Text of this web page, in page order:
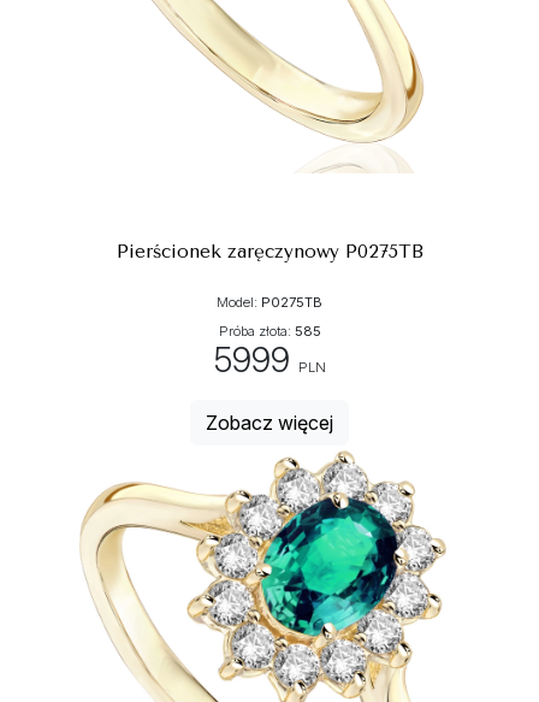
Pierścionek zaręczynowy P0275TB
Model: P0275TB
Próba złota: 585
5999 PLN
Zobacz więcej